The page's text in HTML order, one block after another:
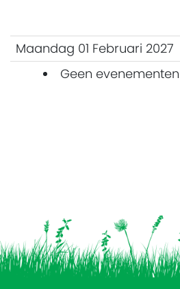
Maandag 01 Februari 2027
Geen evenementen